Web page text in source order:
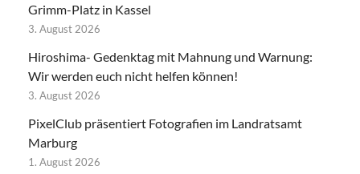
Grimm-Platz in Kassel
3. August 2026
Hiroshima- Gedenktag mit Mahnung und Warnung:
Wir werden euch nicht helfen können!
3. August 2026
PixelClub präsentiert Fotografien im Landratsamt
Marburg
1. August 2026